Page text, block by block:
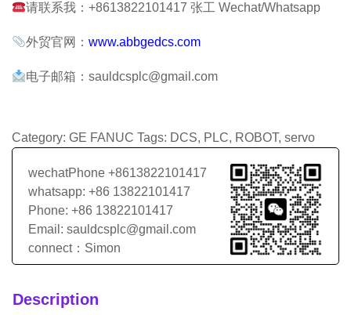
请联系我：+8613822101417 张工 Wechat/Whatsapp
外贸官网：www.abbgedcs.com
电子邮箱：sauldcsplc@gmail.com
Category: GE FANUC Tags: DCS, PLC, ROBOT, servo
wechatPhone +8613822101417
whatsapp: +86 13822101417
Phone: +86 13822101417
Email: sauldcsplc@gmail.com
connect：Simon
Description